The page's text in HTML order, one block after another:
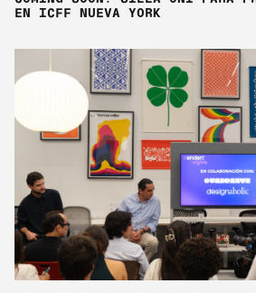
EN ICFF NUEVA YORK